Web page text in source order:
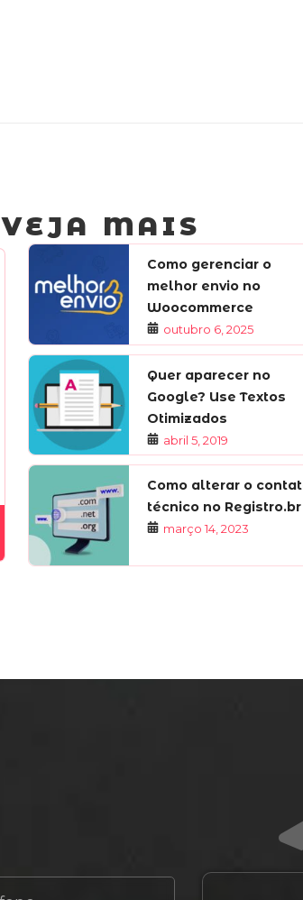
VEJA MAIS
Como gerenciar o
melhor envio no
Woocommerce
outubro 6, 2025
Quer aparecer no
Google? Use Textos
Otimizados
abril 5, 2019
Como alterar o
técnico no Registro.br
março 14, 2023